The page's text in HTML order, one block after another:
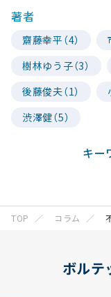
著者
齋藤幸平（4）
樹林ゆう子（3）
後藤俊夫（1）
渋澤健（5）
キー
TOP コラム
ボルテ